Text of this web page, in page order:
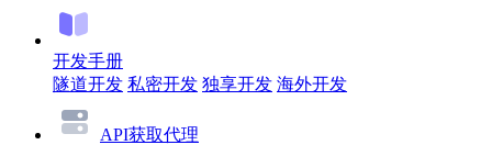
开发手册
隧道开发 私密开发 独享开发 海外开发
API获取代理